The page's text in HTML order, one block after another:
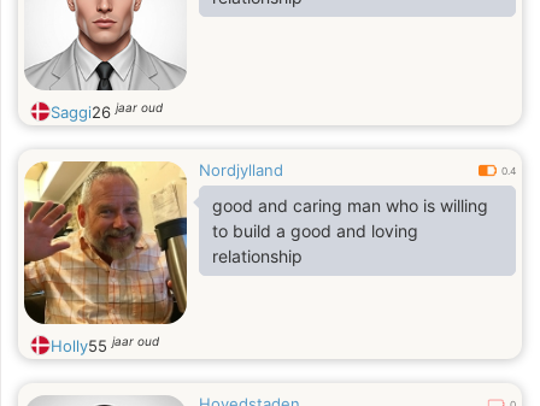
Saggi26jaar oud
Nordjylland 0.4
good and caring man who is willing
to build a good and loving
relationship
Holly55jaar oud